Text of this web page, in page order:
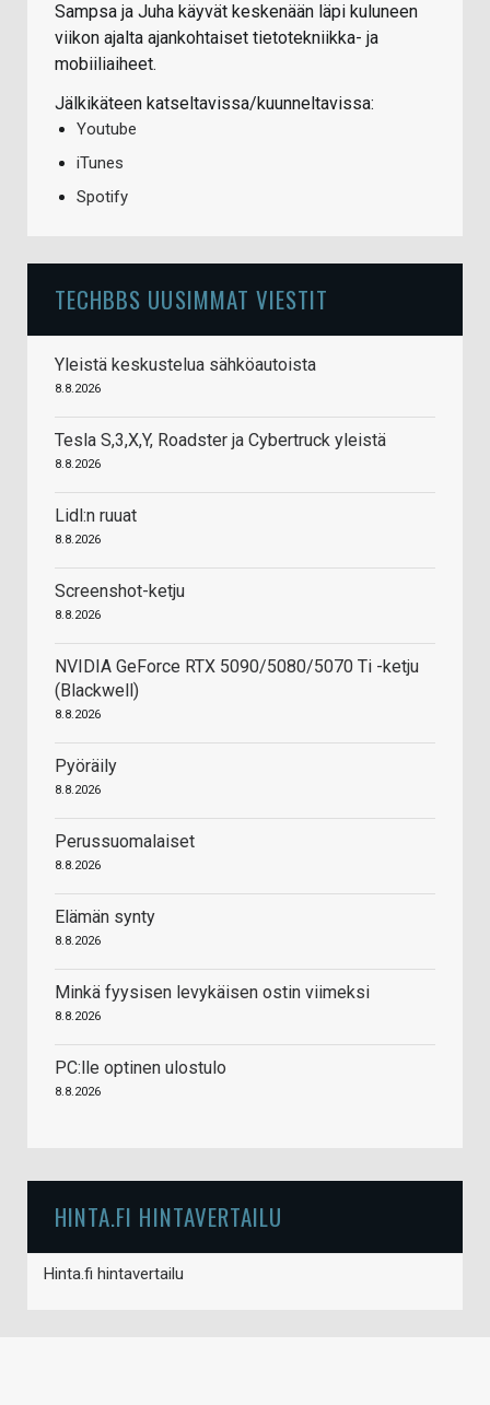
Sampsa ja Juha käyvät keskenään läpi kuluneen
viikon ajalta ajankohtaiset tietotekniikka- ja
mobiiliaiheet.
Jälkikäteen katseltavissa/kuunneltavissa:
Youtube
iTunes
Spotify
TECHBBS UUSIMMAT VIESTIT
Yleistä keskustelua sähköautoista
8.8.2026
Tesla S,3,X,Y, Roadster ja Cybertruck yleistä
8.8.2026
Lidl:n ruuat
8.8.2026
Screenshot-ketju
8.8.2026
NVIDIA GeForce RTX 5090/5080/5070 Ti -ketju
(Blackwell)
8.8.2026
Pyöräily
8.8.2026
Perussuomalaiset
8.8.2026
Elämän synty
8.8.2026
Minkä fyysisen levykäisen ostin viimeksi
8.8.2026
PC:lle optinen ulostulo
8.8.2026
HINTA.FI HINTAVERTAILU
Hinta.fi hintavertailu